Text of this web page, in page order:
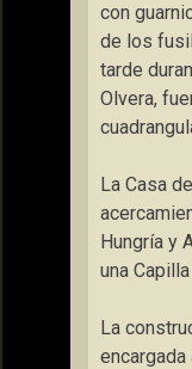
con
de los
tarde
Olvera,
La Casa
Hungría y
una
La